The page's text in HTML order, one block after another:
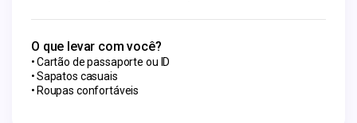
O que levar com você?
Cartão de passaporte ou ID
Sapatos casuais
Roupas confortáveis